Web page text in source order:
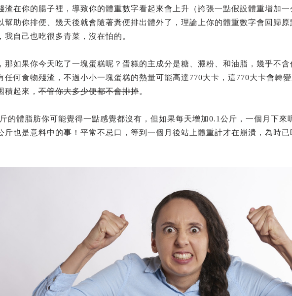
渣在你的腸子裡，導致你的體重數字看起來會上升（誇張一點假設體重增加
幫助你排便、幾天後就會隨著糞便排出體外了，理論上你的體重數字會回歸
我自己也吃很多青菜，沒在怕的。
那如果你今天吃了一塊蛋糕呢？蛋糕的主成分是糖、澱粉、和油脂，幾乎不
任何食物殘渣，不過小小一塊蛋糕的熱量可能高達770大卡，這770大卡會轉
積起來，不管你大多少便都不會排掉。
的體脂肪你可能覺得一點感覺都沒有，但如果每天增加0.1公斤，一個月下來
斤也是意料中的事！平常不忌口，等到一個月後站上體重計才在崩潰，為時已